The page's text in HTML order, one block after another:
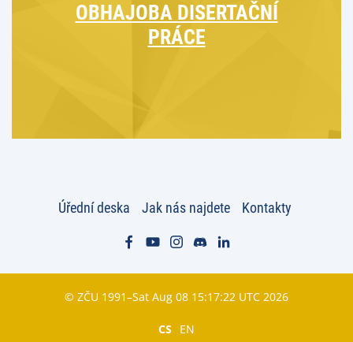
OBHAJOBA DISERTAČNÍ
PRÁCE
Úřední deska Jak nás najdete Kontakty
© ZČU 1991–Sat Aug 08 15:17:22 UTC 2026
CS EN